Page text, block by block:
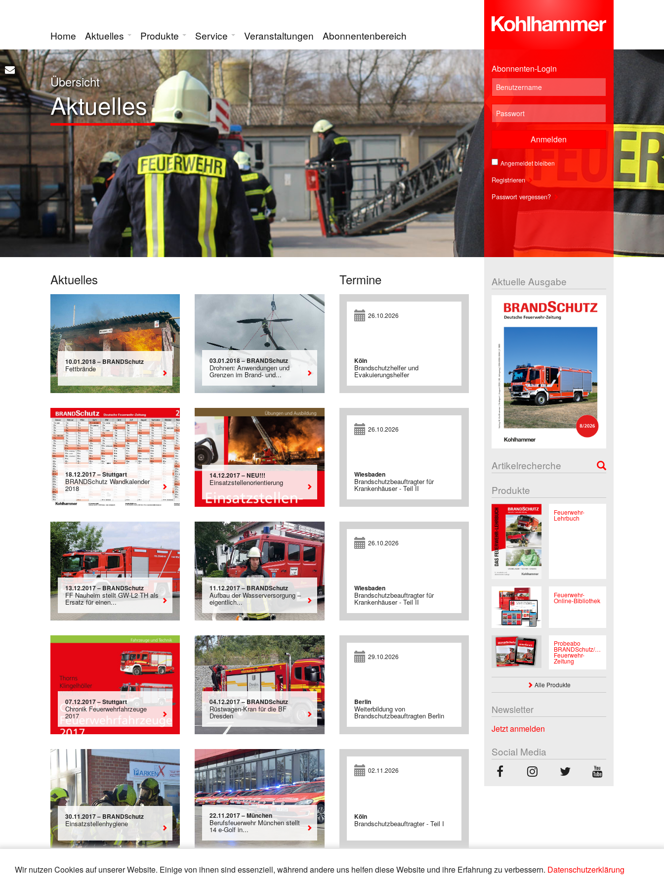
Wir nutzen Cookies auf unserer Website. Einige von ihnen sind essenziell, während andere uns helfen diese Website und ihre Erfahrung zu verbessern. Datenschutzerklärung
Home Aktuelles Produkte Service Veranstaltungen Abonnentenbereich
Übersicht
Aktuelles
Abonnenten-Login
Anmelden
Angemeldet bleiben
Registrieren
Passwort vergessen?
Aktuelles
10.01.2018 – BRANDSchutz
Fettbrände
03.01.2018 – BRANDSchutz
Drohnen: Anwendungen und
Grenzen im Brand- und...
18.12.2017 – Stuttgart
BRANDSchutz Wandkalender
2018
14.12.2017 – NEU!!!
Einsatzstellenorientierung
13.12.2017 – BRANDSchutz
FF Nauheim stellt GW-L2 TH als
Ersatz für einen...
11.12.2017 – BRANDSchutz
Aufbau der Wasserversorgung –
eigentlich...
07.12.2017 – Stuttgart
Chronik Feuerwehrfahrzeuge
2017
04.12.2017 – BRANDSchutz
Rüstwagen-Kran für die BF
Dresden
30.11.2017 – BRANDSchutz
Einsatzstellenhygiene
22.11.2017 – München
Berufsfeuerwehr München stellt
14 e-Golf in...
Termine
26.10.2026
Köln
Brandschutzhelfer und
Evakuierungshelfer
26.10.2026
Wiesbaden
Brandschutzbeauftragter für
Krankenhäuser - Teil II
26.10.2026
Wiesbaden
Brandschutzbeauftragter für
Krankenhäuser - Teil II
29.10.2026
Berlin
Weiterbildung von
Brandschutzbeauftragten Berlin
02.11.2026
Köln
Brandschutzbeauftragter - Teil I
Aktuelle Ausgabe
Artikelrecherche
Produkte
Feuerwehr-
Lehrbuch
Feuerwehr-
Online-Bibliothek
Probeabo
BRANDSchutz/Deutsche
Feuerwehr-
Zeitung
Alle Produkte
Newsletter
Jetzt anmelden
Social Media